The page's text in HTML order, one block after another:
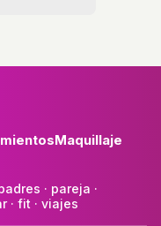
Maquillaje
· pareja ·
· fit · viajes